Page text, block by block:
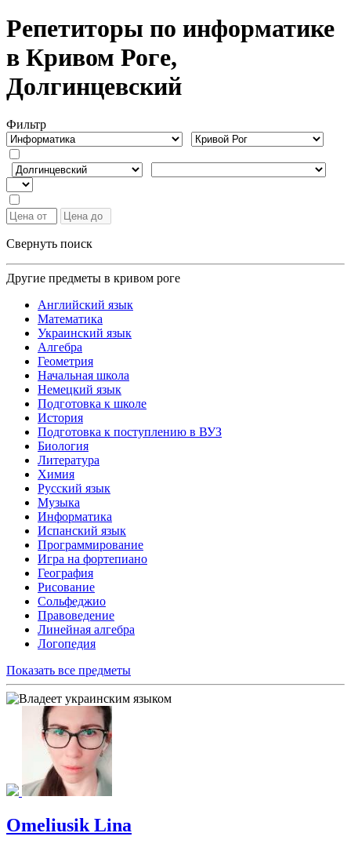
Репетиторы по информатике
в Кривом Роге,
Долгинцевский
Фильтр
Свернуть поиск
Другие предметы в кривом роге
Английский язык
Математика
Украинский язык
Алгебра
Геометрия
Начальная школа
Немецкий язык
Подготовка к школе
История
Подготовка к поступлению в ВУЗ
Биология
Литература
Химия
Русский язык
Музыка
Информатика
Испанский язык
Программирование
Игра на фортепиано
География
Рисование
Сольфеджио
Правоведение
Линейная алгебра
Логопедия
Показать все предметы
Omeliusik Lina